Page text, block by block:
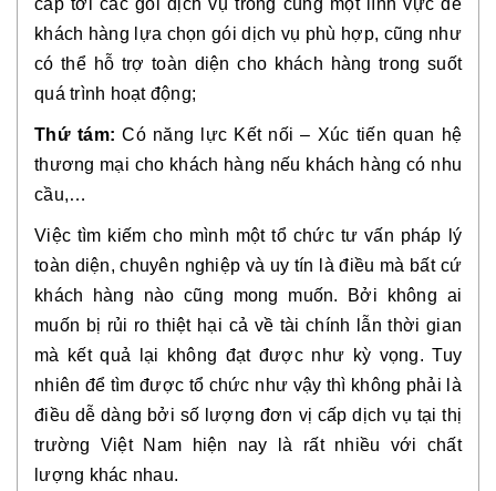
khách hàng lựa chọn gói dịch vụ phù hợp, cũng như
có thể hỗ trợ toàn diện cho khách hàng trong suốt
quá trình hoạt động;
Thứ tám: Có năng lực Kết nối – Xúc tiến quan hệ
thương mại cho khách hàng nếu khách hàng có nhu
cầu,…
Việc tìm kiếm cho mình một tổ chức tư vấn pháp lý
toàn diện, chuyên nghiệp và uy tín là điều mà bất cứ
khách hàng nào cũng mong muốn. Bởi không ai
muốn bị rủi ro thiệt hại cả về tài chính lẫn thời gian
mà kết quả lại không đạt được như kỳ vọng. Tuy
nhiên để tìm được tổ chức như vậy thì không phải là
điều dễ dàng bởi số lượng đơn vị cấp dịch vụ tại thị
trường Việt Nam hiện nay là rất nhiều với chất
lượng khác nhau.